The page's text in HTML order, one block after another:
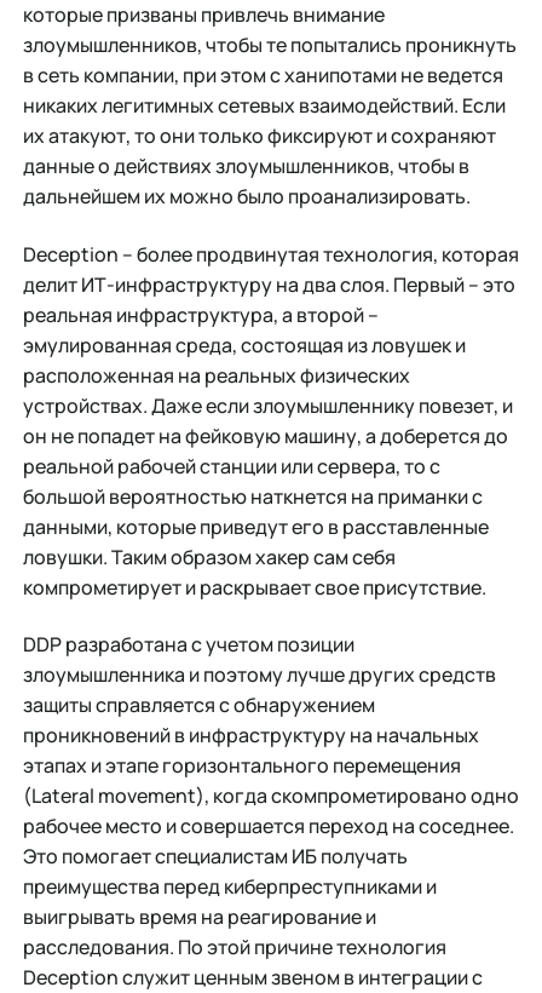
которые призваны привлечь внимание
злоумышленников, чтобы те попытались проникнуть
в сеть компании, при этом с ханипотами не ведется
никаких легитимных сетевых взаимодействий. Если
их атакуют, то они только фиксируют и сохраняют
данные о действиях злоумышленников, чтобы в
дальнейшем их можно было проанализировать.
Deception – более продвинутая технология, которая
делит ИТ-инфраструктуру на два слоя. Первый – это
реальная инфраструктура, а второй –
эмулированная среда, состоящая из ловушек и
расположенная на реальных физических
устройствах. Даже если злоумышленнику повезет, и
он не попадет на фейковую машину, а доберется до
реальной рабочей станции или сервера, то с
большой вероятностью наткнется на приманки с
данными, которые приведут его в расставленные
ловушки. Таким образом хакер сам себя
компрометирует и раскрывает свое присутствие.
DDP разработана с учетом позиции
злоумышленника и поэтому лучше других средств
защиты справляется с обнаружением
проникновений в инфраструктуру на начальных
этапах и этапе горизонтального перемещения
(Lateral movement), когда скомпрометировано одно
рабочее место и совершается переход на соседнее.
Это помогает специалистам ИБ получать
преимущества перед киберпреступниками и
выигрывать время на реагирование и
расследования. По этой причине технология
Deception служит ценным звеном в интеграции с